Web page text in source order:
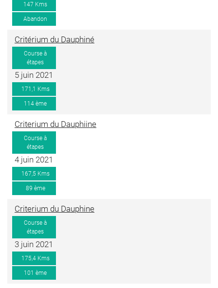
147 Kms
Abandon
Critérium du Dauphiné
Course à
étapes
5 juin 2021
171,1 Kms
114 ème
Criterium du Dauphiine
Course à
étapes
4 juin 2021
167,5 Kms
89 ème
Criterium du Dauphine
Course à
étapes
3 juin 2021
175,4 Kms
101 ème